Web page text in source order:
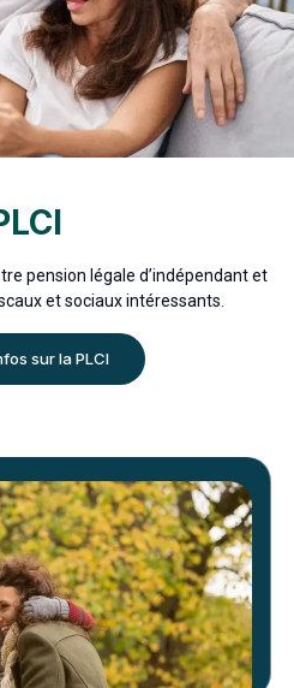
pension légale d’indépendant et
et sociauxintéressants.
sur la PLCI